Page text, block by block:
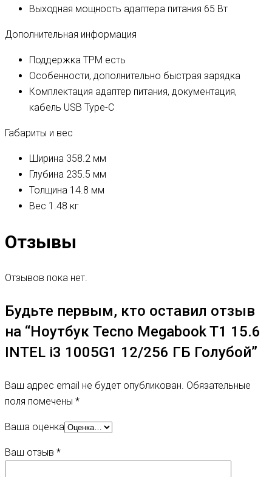
Выходная мощность адаптера питания 65 Вт
Дополнительная информация
Поддержка TPM есть
Особенности, дополнительно быстрая зарядка
Комплектация адаптер питания, документация,
кабель USB Type-C
Габариты и вес
Ширина 358.2 мм
Глубина 235.5 мм
Толщина 14.8 мм
Вес 1.48 кг
Отзывы
Отзывов пока нет.
Будьте первым, кто оставил отзыв
на “Ноутбук Tecno Megabook T1 15.6
INTEL i3 1005G1 12/256 ГБ Голубой”
Ваш адрес email не будет опубликован. Обязательные
поля помечены *
Ваша оценка
Ваш отзыв *